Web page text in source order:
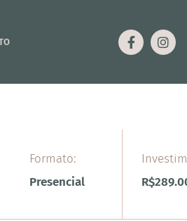
Formato:
Presencial
R$